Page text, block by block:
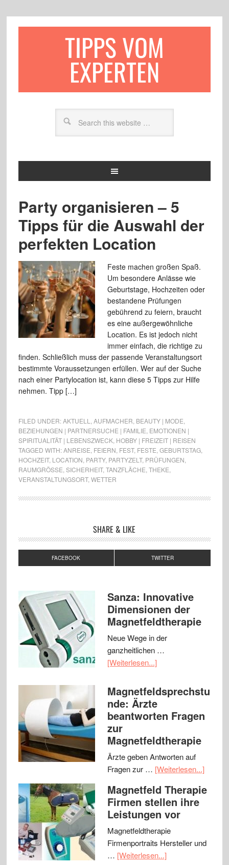
TIPPS VOM
EXPERTEN
Party organisieren – 5
Tipps für die Auswahl der
perfekten Location
Feste machen großen Spaß.
Um besondere Anlässe wie
Geburtstage, Hochzeiten oder
bestandene Prüfungen
gebührend zu feiern, braucht
es eine außergewöhnliche
Location. Es ist jedoch nicht
immer einfach, die richtige zu
finden. Schließlich muss der passende Veranstaltungsort
bestimmte Voraussetzungen erfüllen. Wer auf der Suche
nach einer Partylocation ist, kann diese 5 Tipps zur Hilfe
nehmen. Tipp […]
FILED UNDER:AKTUELL AUFMACHER BEAUTY | MODE
BEZIEHUNGEN | PARTNERSUCHE | FAMILIE EMOTIONEN |
SPIRITUALITÄT | LEBENSZWECK, HOBBY | FREIZEIT | REISEN
TAGGED WITH:ANREISE FEIERN FEST, FESTE GEBURTSTAG,
HOCHZEIT, LOCATION PARTY, PARTYZELT, PRÜFUNGEN
RAUMGRÖSSE
SICHERHEIT, TANZFLÄCHE THEKE
VERANSTALTUNGSORT, WETTER
SHARE & LIKE
FACEBOOK TWITTER
Sanza: Innovative
Dimensionen der
Magnetfeldtherapie
Neue Wege in der
ganzheitlichen …
[Weiterlesen...]
Magnetfeldsprechstu
nde: Ärzte
beantworten Fragen
zur
Magnetfeldtherapie
Ärzte geben Antworten auf
Fragen zur … [Weiterlesen...]
Magnetfeld Therapie
Firmen stellen ihre
Leistungen vor
Magnetfeldtherapie
Firmenportraits Hersteller und
… [Weiterlesen...]